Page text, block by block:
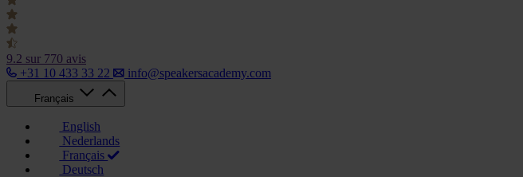
9.2 sur 770 avis
+31 10 433 33 22
info@speakersacademy.com
Français
English
Nederlands
Français
Deutsch